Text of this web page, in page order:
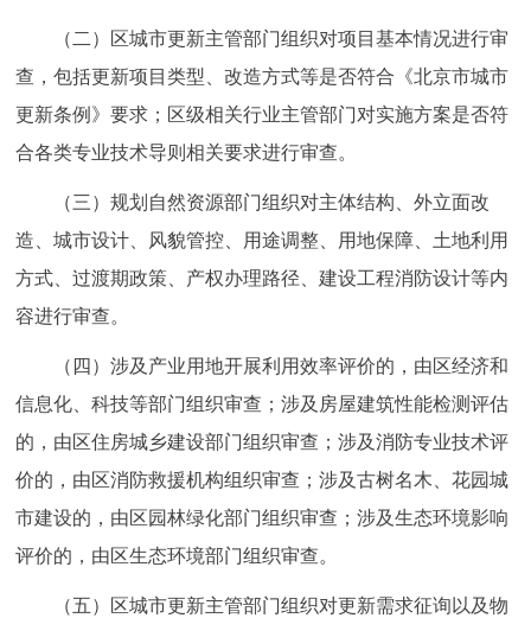
（二）区城市更新主管部门组织对项目基本情况进行审
查，包括更新项目类型、改造方式等是否符合《北京市城市
更新条例》要求；区级相关行业主管部门对实施方案是否符
合各类专业技术导则相关要求进行审查。
（三）规划自然资源部门组织对主体结构、外立面改
造、城市设计、风貌管控、用途调整、用地保障、土地利用
方式、过渡期政策、产权办理路径、建设工程消防设计等内
容进行审查。
（四）涉及产业用地开展利用效率评价的，由区经济和
信息化、科技等部门组织审查；涉及房屋建筑性能检测评估
的，由区住房城乡建设部门组织审查；涉及消防专业技术评
价的，由区消防救援机构组织审查；涉及古树名木、花园城
市建设的，由区园林绿化部门组织审查；涉及生态环境影响
评价的，由区生态环境部门组织审查。
（五）区城市更新主管部门组织对更新需求征询以及物